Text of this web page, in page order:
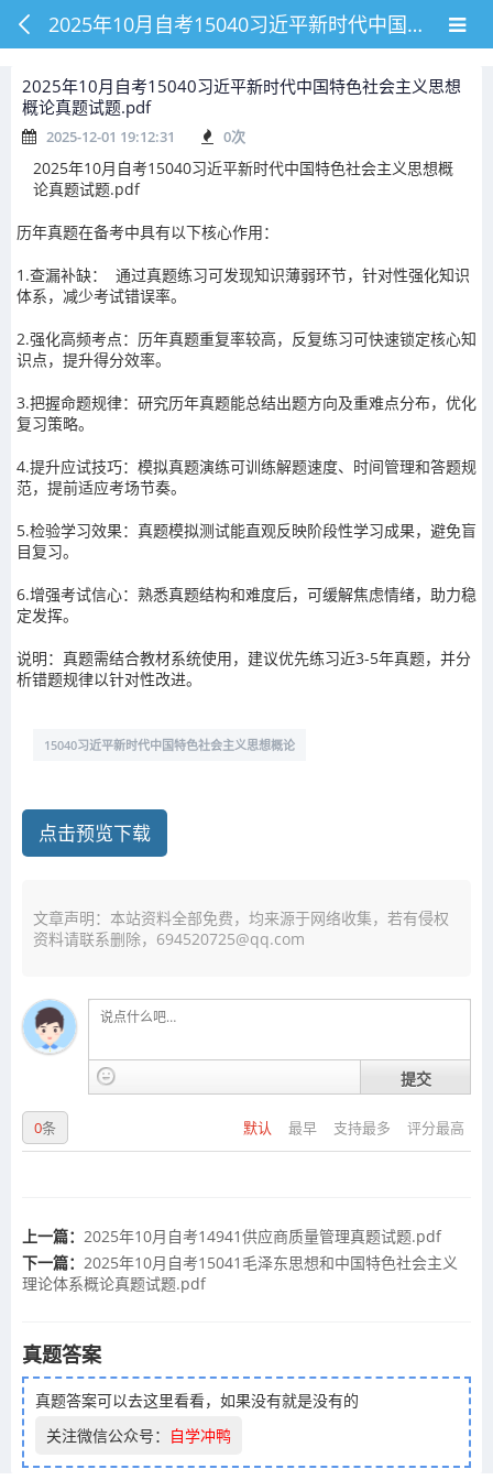
2025年10月自考15040习近平新时代中国特色社会主义思想概论真题试题.pdf
2025年10月自考15040习近平新时代中国特色社会主义思想
概论真题试题.pdf
2025-12-01 19:12:31 0次
2025年10月自考15040习近平新时代中国特色社会主义思想概
论真题试题.pdf
历年真题在备考中具有以下核心作用：
1.查漏补缺： 通过真题练习可发现知识薄弱环节，针对性强化知识
体系，减少考试错误率。
2.强化高频考点：历年真题重复率较高，反复练习可快速锁定核心知
识点，提升得分效率。
3.把握命题规律：研究历年真题能总结出题方向及重难点分布，优化
复习策略。
4.提升应试技巧：模拟真题演练可训练解题速度、时间管理和答题规
范，提前适应考场节奏。
5.检验学习效果：真题模拟测试能直观反映阶段性学习成果，避免盲
目复习。
6.增强考试信心：熟悉真题结构和难度后，可缓解焦虑情绪，助力稳
定发挥。
说明：真题需结合教材系统使用，建议优先练习近3-5年真题，并分
析错题规律以针对性改进。
15040习近平新时代中国特色社会主义思想概论
点击预览下载
文章声明：本站资料全部免费，均来源于网络收集，若有侵权
资料请联系删除，694520725@qq.com
提交
默认 最早 支持最多 评分最高
0条
上一篇： 2025年10月自考14941供应商质量管理真题试题.pdf
下一篇： 2025年10月自考15041毛泽东思想和中国特色社会主义
理论体系概论真题试题.pdf
真题答案
真题答案可以去这里看看，如果没有就是没有的
关注微信公众号： 自学冲鸭